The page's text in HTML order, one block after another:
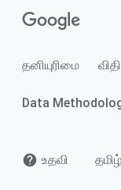
தனியுரிமை
Data
உதவி